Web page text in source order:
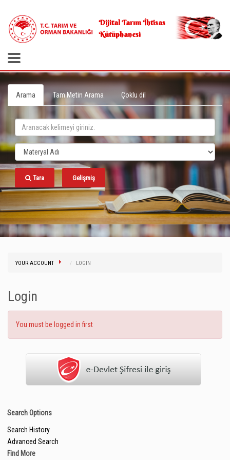
Dijital Tarım İhtisas
Kütüphanesi
Arama Tam Metin Arama Çoklu dil
Tara Gelişmiş
YOUR ACCOUNT LOGIN
Login
You must be logged in first
Search Options
Search History
Advanced Search
Find More